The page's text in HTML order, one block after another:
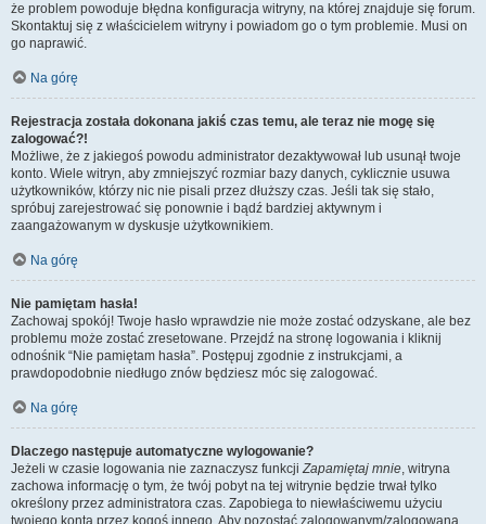
że problem powoduje błędna konfiguracja witryny, na której znajduje się forum.
Skontaktuj się z właścicielem witryny i powiadom go o tym problemie. Musi on
go naprawić.
Na górę
Rejestracja została dokonana jakiś czas temu, ale teraz nie mogę się
zalogować?!
Możliwe, że z jakiegoś powodu administrator dezaktywował lub usunął twoje
konto. Wiele witryn, aby zmniejszyć rozmiar bazy danych, cyklicznie usuwa
użytkowników, którzy nic nie pisali przez dłuższy czas. Jeśli tak się stało,
spróbuj zarejestrować się ponownie i bądź bardziej aktywnym i
zaangażowanym w dyskusje użytkownikiem.
Na górę
Nie pamiętam hasła!
Zachowaj spokój! Twoje hasło wprawdzie nie może zostać odzyskane, ale bez
problemu może zostać zresetowane. Przejdź na stronę logowania i kliknij
odnośnik “Nie pamiętam hasła”. Postępuj zgodnie z instrukcjami, a
prawdopodobnie niedługo znów będziesz móc się zalogować.
Na górę
Dlaczego następuje automatyczne wylogowanie?
Jeżeli w czasie logowania nie zaznaczysz funkcjiZapamiętaj mnie, witryna
zachowa informację o tym, że twój pobyt na tej witrynie będzie trwał tylko
określony przez administratora czas. Zapobiega to niewłaściwemu użyciu
twojego konta przez kogoś innego. Aby pozostać zalogowanym/zalogowaną,